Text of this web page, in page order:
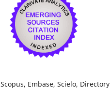
Scopus, Embase, Scielo, Directory